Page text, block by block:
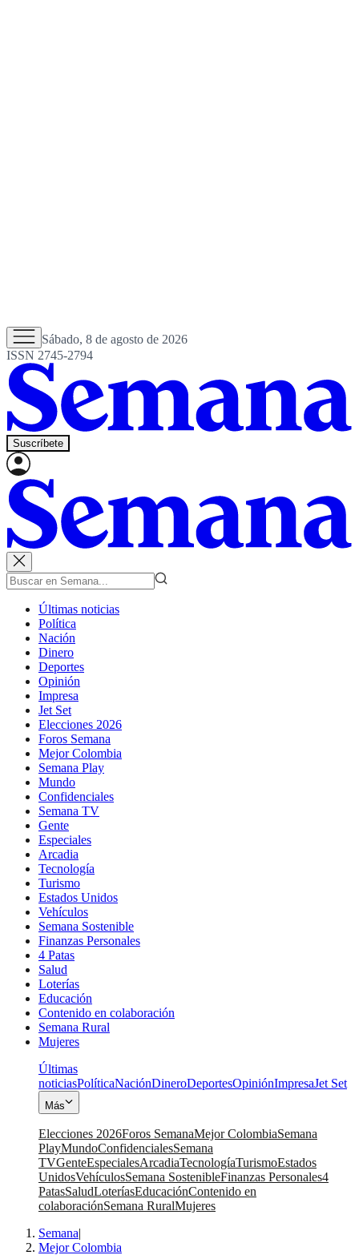
Sábado, 8 de agosto de 2026
ISSN 2745-2794
Suscríbete
Últimas noticias
Política
Nación
Dinero
Deportes
Opinión
Impresa
Jet Set
Elecciones 2026
Foros Semana
Mejor Colombia
Semana Play
Mundo
Confidenciales
Semana TV
Gente
Especiales
Arcadia
Tecnología
Turismo
Estados Unidos
Vehículos
Semana Sostenible
Finanzas Personales
4 Patas
Salud
Loterías
Educación
Contenido en colaboración
Semana Rural
Mujeres
Últimas
noticiasPolíticaNaciónDineroDeportesOpiniónImpresaJet Set
Más
Elecciones 2026Foros SemanaMejor ColombiaSemana
PlayMundoConfidencialesSemana
TVGenteEspecialesArcadiaTecnologíaTurismoEstados
UnidosVehículosSemana SostenibleFinanzas Personales4
PatasSaludLoteríasEducaciónContenido en
colaboraciónSemana RuralMujeres
Semana|
Mejor Colombia